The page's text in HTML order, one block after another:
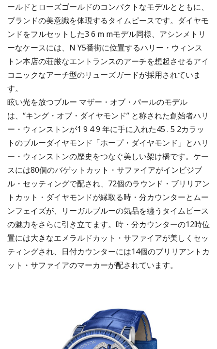
ールドとローズゴールドのコンパクトなモデルとともに、
ブランドの美意識を体現するタイムピースです。ダイヤモ
ンドをフルセットした3 6 m mモデル同様、アシンメトリ
ーなケースには、N Y5番街に位置するハリー・ウィンス
トン本店の荘厳なエントランスのアーチを想起させるアイ
コニックなアーチ型のリューズガードが採用されていま
す。
眩い光を放つブルー マザー・オブ・パールのモデル
は、“キング・オブ・ダイヤモンド” と称された創始者ハリ
ー・ウィンストンが1 9 4 9 年に手に入れた45 . 5 2カラッ
トのブルーダイヤモンド「ホープ・ダイヤモンド」とハリ
ー・ウィンストンの歴史をつなぐ美しい架け橋です。ケー
スには80個のバゲットカット・サファイアがインビジブ
ル・セッティングで配され、72個のラウンド・ブリリアン
トカット・ダイヤモンドが縁取る時・分カウンターとムー
ンフェイズが、リーガルブルーの気品を纏うタイムピース
の魅力をさらに引き立てます。時・分カウンターの12時位
置には大きなエメラルドカット・サファイアが美しくセッ
ティングされ、日付カウンターには14個のブリリアントカ
ット・サファイアのマーカーが配されています。